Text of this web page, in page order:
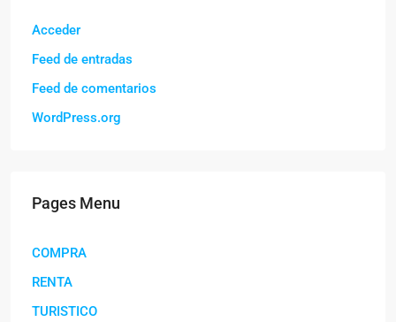
Acceder
Feed de entradas
Feed de comentarios
WordPress.org
Pages Menu
COMPRA
RENTA
TURISTICO